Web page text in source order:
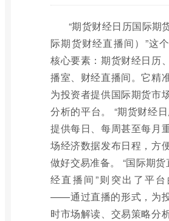
“期货财经日历国际期
际期货财经直播间）”这
核心要素：期货财经日历
播室、财经直播间。它精
为投资者提供国际期货市
分析的平台。 “期货财经
提供每日、每周甚至每月
场经济数据发布日程，方
做好交易准备。 “国际期货
经直播间”则突出了平
——通过直播的形式，为
时市场解读、交易策略分